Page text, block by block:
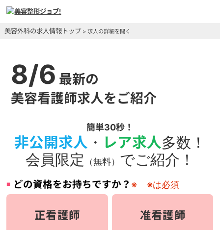
美容外科の求人情報トップ > 求人の詳細を聞く
8/6 最新の
美容看護師求人をご紹介
簡単30秒！
非公開求人 ・ レア求人多数！
会員限定
（無料） でご紹介！
どの資格をお持ちですか？ ※ ※は必須
正看護師 准看護師